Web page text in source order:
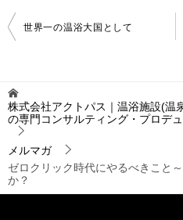
投
稿
ゲ
ー
シ
ョ
ン
世界一の温浴大国として
株式会社アクトパス｜温浴施設(温
の専門コンサルティング・プロデ
メルマガ
ゼロクリック時代にやるべきこと
か？